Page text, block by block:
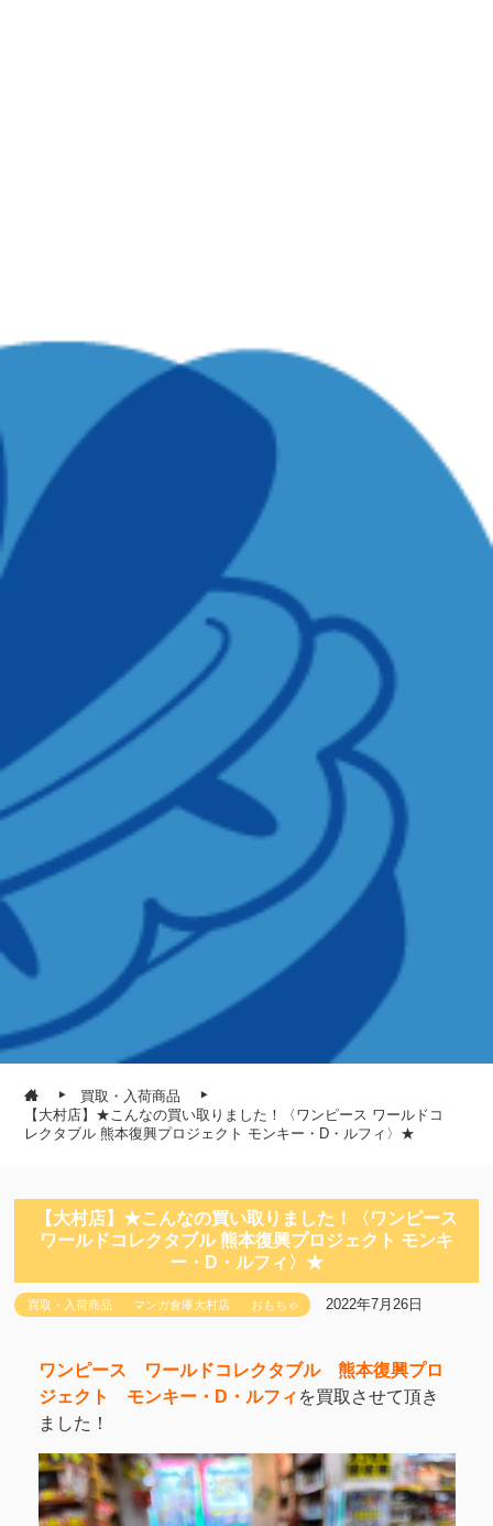
買取・入荷商品
【大村店】★こんなの買い取りました！〈ワンピース ワールドコ
レクタブル 熊本復興プロジェクト モンキー・D・ルフィ〉★
【大村店】★こんなの買い取りました！〈ワンピース
ワールドコレクタブル 熊本復興プロジェクト モンキ
ー・D・ルフィ〉★
買取・入荷商品 マンガ倉庫大村店 おもちゃ 2022年7月26日
ワンピース ワールドコレクタブル 熊本復興プロ
ジェクト モンキー・D・ルフィ を買取させて頂き
ました！